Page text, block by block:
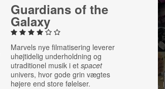
Guardians of the
Galaxy
Marvels nye filmatisering leverer
uhøjtidelig underholdning og
utraditionel musik i et spacet
univers, hvor gode grin vægtes
højere end store følelser.